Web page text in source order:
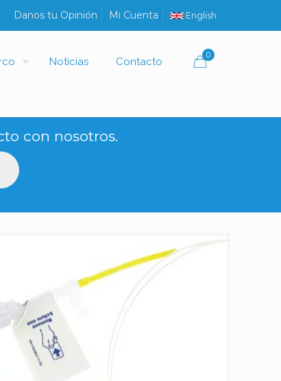
Danos tu Opinión Mi Cuenta English
Noticias Contacto
0
con nosotros.